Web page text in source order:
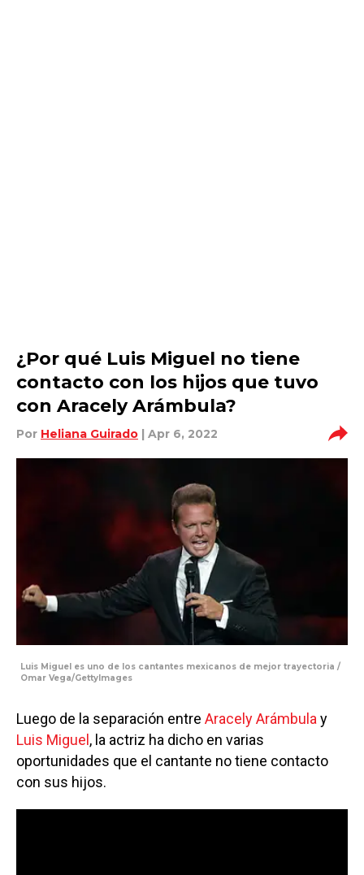
¿Por qué Luis Miguel no tiene
contacto con los hijos que tuvo
con Aracely Arámbula?
Por Heliana Guirado | Apr 6, 2022
Luis Miguel es uno de los cantantes mexicanos de mejor trayectoria /
Omar Vega/GettyImages
Luego de la separación entre Aracely Arámbula y
Luis Miguel, la actriz ha dicho en varias
oportunidades que el cantante no tiene contacto
con sus hijos.